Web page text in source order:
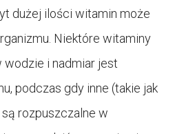
dużej ilości witamin może
Niektóre witaminy
i nadmiar jest
podczas gdy inne (takie jak
są rozpuszczalne w